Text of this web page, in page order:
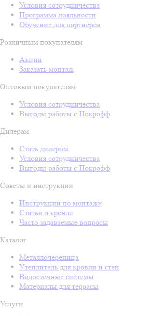
Условия сотрудничества
Программа лояльности
Обучение для партнёров
Розничным покупателям
Акции
Заказать монтаж
Оптовым покупателям
Условия сотрудничества
Выгоды работы с Покрофф
Дилерам
Стать дилером
Условия сотрудничества
Выгоды работы с Покрофф
Советы и инструкции
Инструкции по монтажу
Статьи о кровле
Часто задаваемые вопросы
Каталог
Металлочерепица
Утеплитель для кровли и стен
Водосточные системы
Материалы для террасы
Услуги